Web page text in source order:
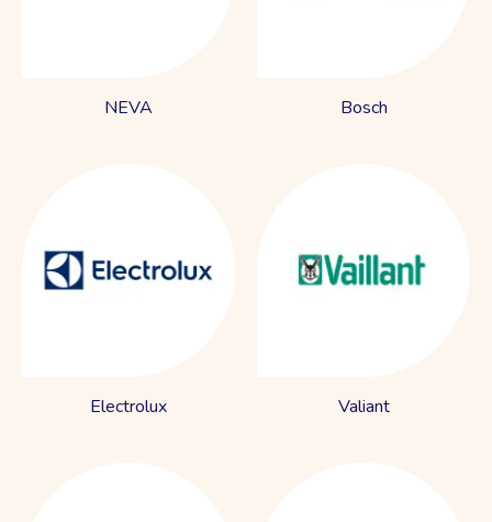
NEVA Bosch
Electrolux Valiant